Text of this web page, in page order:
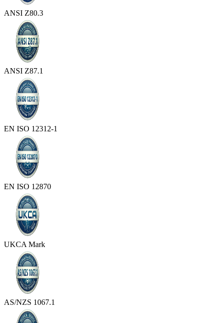
ANSI Z80.3
ANSI Z87.1
EN ISO 12312-1
EN ISO 12870
UKCA Mark
AS/NZS 1067.1